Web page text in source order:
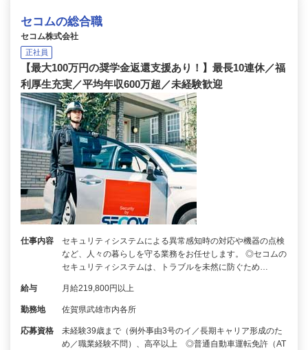
セコムの総合職
セコム株式会社
正社員
【最大100万円の奨学金返還支援あり！】最長10連休／福
利厚生充実／平均年収600万超／未経験歓迎
仕事内容
セキュリティシステムによる異常感知時の対応や機器の点検
など、人々の暮らしを守る業務をお任せします。 ◎セコムの
セキュリティシステムは、トラブルを未然に防ぐため…
給与 月給219,800円以上
勤務地 佐賀県武雄市内各所
応募資格
未経験39歳まで（例外事由3号のイ／長期キャリア形成のた
め／職業経験不問）、高卒以上 ◎普通自動車運転免許（AT